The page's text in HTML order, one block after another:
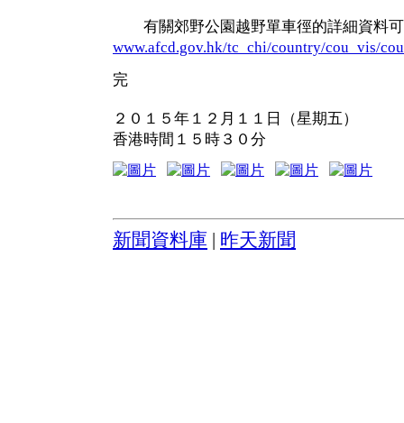
有關郊野公園越野單車徑的詳細資料可
www.afcd.gov.hk/tc_chi/country/cou_vis/
完
２０１５年１２月１１日（星期五）
香港時間１５時３０分
新聞資料庫 昨天新聞